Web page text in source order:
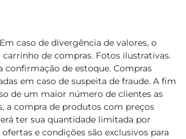
caso de divergência de valores, o
de compras. Fotos ilustrativas.
confirmação de estoque. Compras
em caso de suspeita de fraude. A fim
de um maior número de clientes as
a compra de produtos com preços
ter sua quantidade limitada por
e condições são exclusivos para